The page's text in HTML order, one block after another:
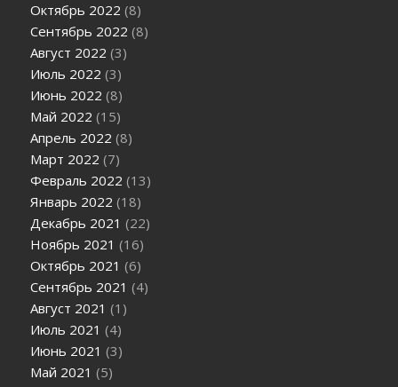
Октябрь 2022 (8)
Сентябрь 2022 (8)
Август 2022 (3)
Июль 2022 (3)
Июнь 2022 (8)
Май 2022 (15)
Апрель 2022 (8)
Март 2022 (7)
Февраль 2022 (13)
Январь 2022 (18)
Декабрь 2021 (22)
Ноябрь 2021 (16)
Октябрь 2021 (6)
Сентябрь 2021 (4)
Август 2021 (1)
Июль 2021 (4)
Июнь 2021 (3)
Май 2021 (5)